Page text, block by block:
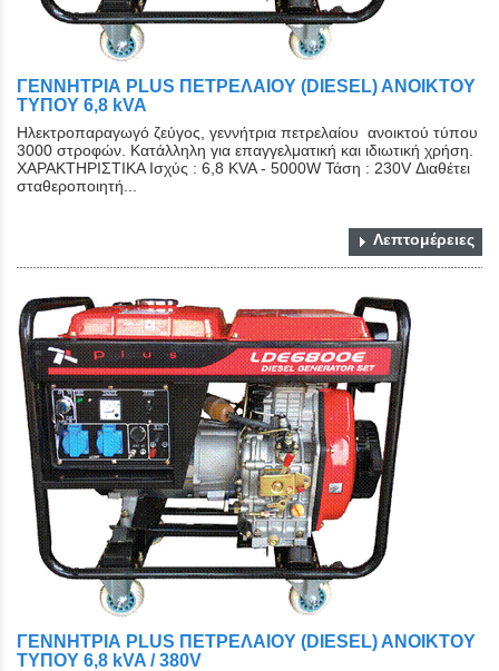
ΓΕΝΝΗΤΡΙΑ PLUS ΠΕΤΡΕΛΑΙΟΥ (DIESEL) ΑΝΟΙΚΤΟY
ΤYΠΟY 6,8 kVA
Ηλεκτροπαραγωγό ζεύγος, γεννήτρια πετρελαίου ανοικτού τύπου
3000 στροφών. Κατάλληλη για επαγγελματική και ιδιωτική χρήση.
ΧΑΡΑΚΤΗΡΙΣΤΙΚΑ Ισχύς : 6,8 KVA - 5000W Τάση : 230V Διαθέτει
σταθεροποιητή...
Λεπτομέρειες
ΓΕΝΝΗΤΡΙΑ PLUS ΠΕΤΡΕΛΑΙΟΥ (DIESEL) ΑΝΟΙΚΤΟY
ΤYΠΟY 6,8 kVA / 380V